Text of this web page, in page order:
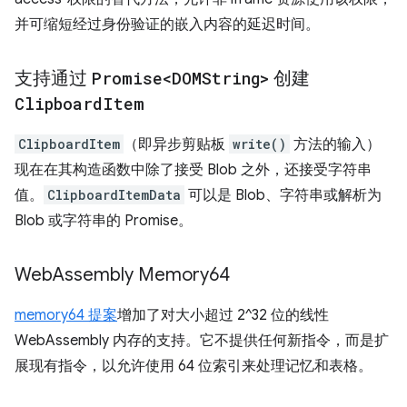
并可缩短经过身份验证的嵌入内容的延迟时间。
支持通过 Promise<DOMString> 创建
ClipboardItem
ClipboardItem （即异步剪贴板 write() 方法的输入）
现在在其构造函数中除了接受 Blob 之外，还接受字符串
值。
ClipboardItemData 可以是 Blob、字符串或解析为
Blob 或字符串的 Promise。
WebAssembly Memory64
memory64 提案增加了对大小超过 2^32 位的线性
WebAssembly 内存的支持。它不提供任何新指令，而是扩
展现有指令，以允许使用 64 位索引来处理记忆和表格。